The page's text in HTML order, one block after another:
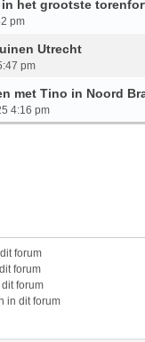
het grootste
pm
Utrecht
pm
met Tino in Noord
4:16 pm
forum
forum
forum
in dit forum